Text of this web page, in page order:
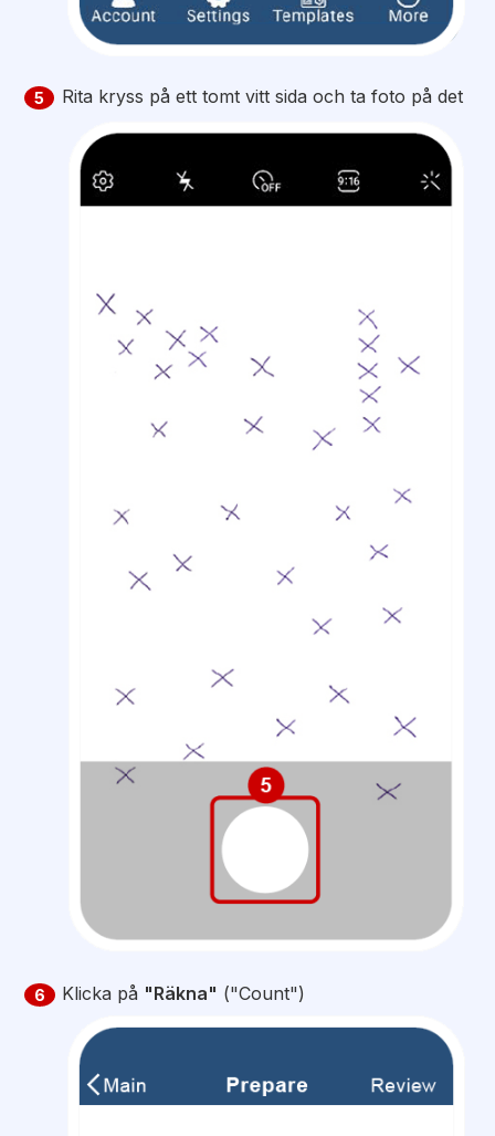
5 Rita kryss på ett tomt vitt sida och ta foto på det
6 Klicka på "Räkna" ("Count")